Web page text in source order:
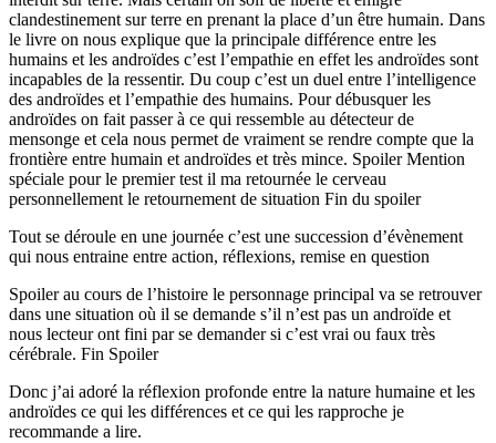
clandestinement sur terre en prenant la place d’un être humain. Dans
le livre on nous explique que la principale différence entre les
humains et les androïdes c’est l’empathie en effet les androïdes sont
incapables de la ressentir. Du coup c’est un duel entre l’intelligence
des androïdes et l’empathie des humains. Pour débusquer les
androïdes on fait passer à ce qui ressemble au détecteur de
mensonge et cela nous permet de vraiment se rendre compte que la
frontière entre humain et androïdes et très mince. Spoiler Mention
spéciale pour le premier test il ma retournée le cerveau
personnellement le retournement de situation Fin du spoiler
Tout se déroule en une journée c’est une succession d’évènement
qui nous entraine entre action, réflexions, remise en question
Spoiler au cours de l’histoire le personnage principal va se retrouver
dans une situation où il se demande s’il n’est pas un androïde et
nous lecteur ont fini par se demander si c’est vrai ou faux très
cérébrale. Fin Spoiler
Donc j’ai adoré la réflexion profonde entre la nature humaine et les
androïdes ce qui les différences et ce qui les rapproche je
recommande a lire.